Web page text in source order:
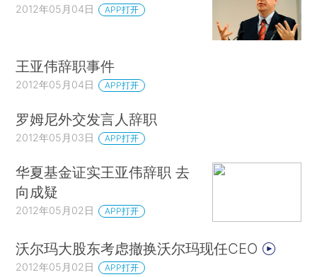
2012年05月04日 APP打开
王亚伟辞职事件
2012年05月04日 APP打开
罗姆尼外交发言人辞职
2012年05月03日 APP打开
华夏基金证实王亚伟辞职 去
向成疑
2012年05月02日 APP打开
沃尔玛大股东考虑撤换沃尔玛现任CEO
2012年05月02日 APP打开